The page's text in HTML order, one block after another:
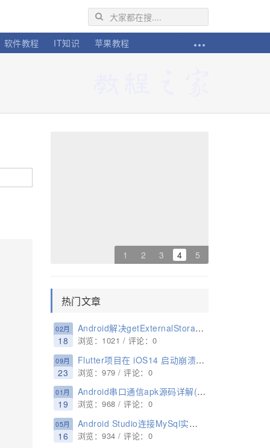
软件教程 IT知识 苹果教程
1 2 3 4 5
热门文章
02月
18
Android解决getExternalStorageDirectory在29后废弃问题(推荐)
浏览：1021 / 评论：0
09月
23
Flutter项目在 iOS14 启动崩溃的解决方法
浏览：979 / 评论：0
01月
19
Android串口通信apk源码详解(附完整源码)
浏览：968 / 评论：0
05月
16
Android Studio连接MySql实现登录注册(附源代码)
浏览：934 / 评论：0